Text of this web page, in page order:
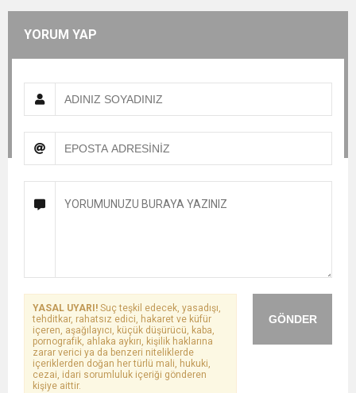
YORUM YAP
GÖNDER
YASAL UYARI! Suç teşkil edecek, yasadışı,
tehditkar, rahatsız edici, hakaret ve küfür
içeren, aşağılayıcı, küçük düşürücü, kaba,
pornografik, ahlaka aykırı, kişilik haklarına
zarar verici ya da benzeri niteliklerde
içeriklerden doğan her türlü mali, hukuki,
cezai, idari sorumluluk içeriği gönderen
kişiye aittir.